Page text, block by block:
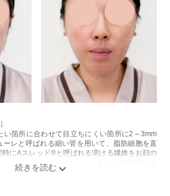
い箇所に合わせて目立ちにくい箇所に2～3mm
ーレと呼ばれる細い管を用いて、脂肪細胞を直
にAスレッド®と呼ばれる溶ける繊維をお顔の
挿入し、皮膚を内側から引き上げて固定しま